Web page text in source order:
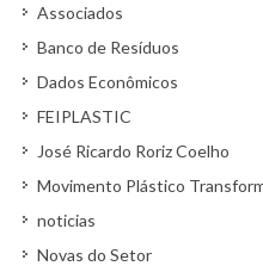
Associados
Banco de Resíduos
Dados Econômicos
FEIPLASTIC
José Ricardo Roriz Coelho
Movimento Plástico
noticias
Novas do Setor